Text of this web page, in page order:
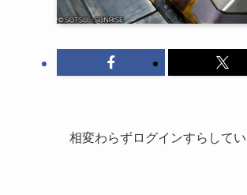
相変わらずログインすらして